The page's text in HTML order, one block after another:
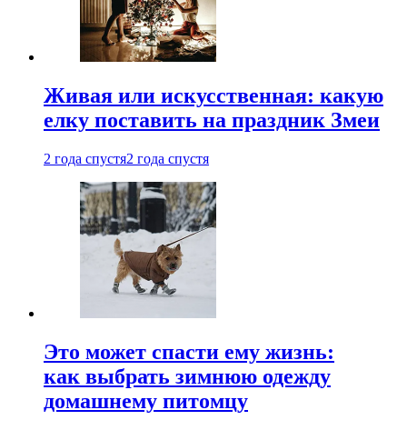
Живая или искусственная: какую
елку поставить на праздник Змеи
2 года спустя2 года спустя
Это может спасти ему жизнь:
как выбрать зимнюю одежду
домашнему питомцу